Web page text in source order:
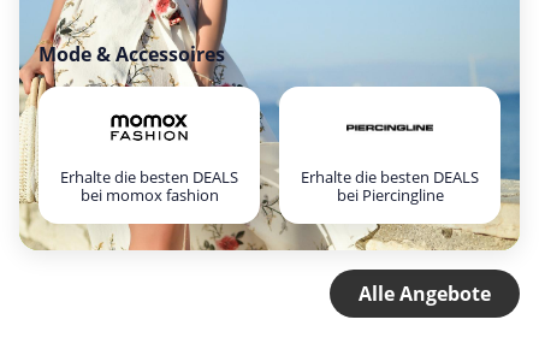
Mode & Accessoires
Erhalte die besten DEALS
bei momox fashion
Erhalte die besten DEALS
bei Piercingline
Alle Angebote